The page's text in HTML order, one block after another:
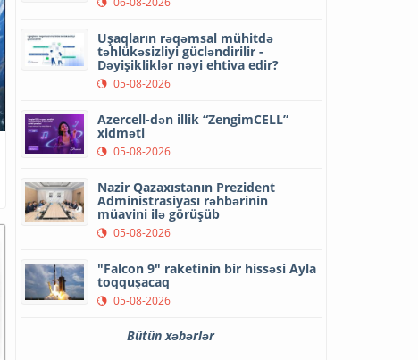
Uşaqların rəqəmsal mühitdə
təhlükəsizliyi gücləndirilir -
Dəyişikliklər nəyi ehtiva edir?
05-08-2026
Azercell-dən illik “ZengimCELL”
xidməti
05-08-2026
Nazir Qazaxıstanın Prezident
Administrasiyası rəhbərinin
müavini ilə görüşüb
05-08-2026
"Falcon 9" raketinin bir hissəsi Ayla
toqquşacaq
05-08-2026
Bütün xəbərlər